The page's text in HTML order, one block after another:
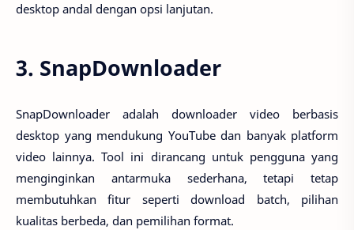
desktop andal dengan opsi lanjutan.
3. SnapDownloader
SnapDownloader adalah downloader video berbasis
desktop yang mendukung YouTube dan banyak platform
video lainnya. Tool ini dirancang untuk pengguna yang
menginginkan antarmuka sederhana, tetapi tetap
membutuhkan fitur seperti download batch, pilihan
kualitas berbeda, dan pemilihan format.